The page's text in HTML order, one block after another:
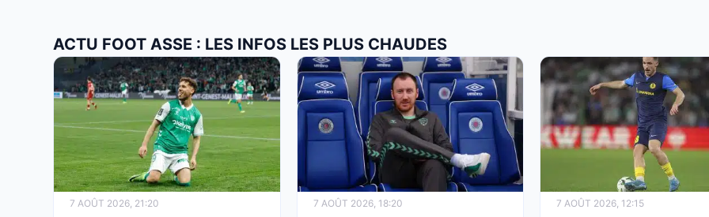
ACTU FOOT ASSE : LES INFOS LES PLUS CHAUDES
7 AOÛT 2026, 21:20 7 AOÛT 2026, 18:20 7 AOÛT 2026, 12:15